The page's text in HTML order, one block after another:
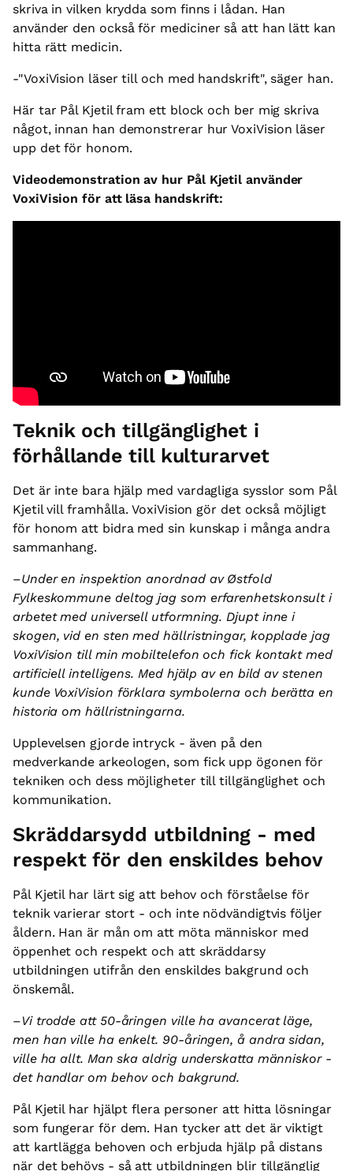
skriva in vilken krydda som finns i lådan. Han
använder den också för mediciner så att han lätt kan
hitta rätt medicin.
-"VoxiVision läser till och med handskrift", säger han.
Här tar Pål Kjetil fram ett block och ber mig skriva
något, innan han demonstrerar hur VoxiVision läser
upp det för honom.
Videodemonstration av hur Pål Kjetil använder
VoxiVision för att läsa handskrift:
Teknik och tillgänglighet i
förhållande till kulturarvet
Det är inte bara hjälp med vardagliga sysslor som Pål
Kjetil vill framhålla. VoxiVision gör det också möjligt
för honom att bidra med sin kunskap i många andra
sammanhang.
–Under en inspektion anordnad av Østfold
Fylkeskommune deltog jag som erfarenhetskonsult i
arbetet med universell utformning. Djupt inne i
skogen, vid en sten med hällristningar, kopplade jag
VoxiVision till min mobiltelefon och fick kontakt med
artificiell intelligens. Med hjälp av en bild av stenen
kunde VoxiVision förklara symbolerna och berätta en
historia om hällristningarna.
Upplevelsen gjorde intryck - även på den
medverkande arkeologen, som fick upp ögonen för
tekniken och dess möjligheter till tillgänglighet och
kommunikation.
Skräddarsydd utbildning - med
respekt för den enskildes behov
Pål Kjetil har lärt sig att behov och förståelse för
teknik varierar stort - och inte nödvändigtvis följer
åldern. Han är mån om att möta människor med
öppenhet och respekt och att skräddarsy
utbildningen utifrån den enskildes bakgrund och
önskemål.
–Vi trodde att 50-åringen ville ha avancerat läge,
men han ville ha enkelt. 90-åringen, å andra sidan,
ville ha allt. Man ska aldrig underskatta människor -
det handlar om behov och bakgrund.
Pål Kjetil har hjälpt flera personer att hitta lösningar
som fungerar för dem. Han tycker att det är viktigt
att kartlägga behoven och erbjuda hjälp på distans
när det behövs - så att utbildningen blir tillgänglig